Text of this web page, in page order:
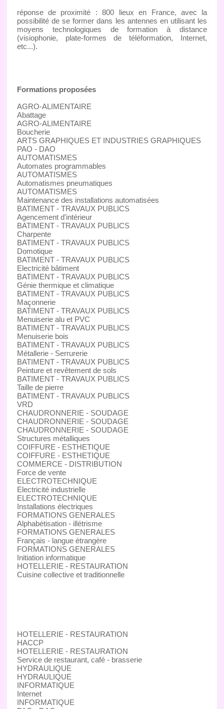
réponse de proximité : 800 lieux en France, avec la
possibilité de se former dans les antennes en utilisant les
moyens technologiques de formation à distance
(visiophonie, plate-formes de téléformation, Internet,
etc...).
Formations proposées
AGRO-ALIMENTAIRE
Abattage
AGRO-ALIMENTAIRE
Boucherie
ARTS GRAPHIQUES ET INDUSTRIES GRAPHIQUES
PAO - DAO
AUTOMATISMES
Automates programmables
AUTOMATISMES
Automatismes pneumatiques
AUTOMATISMES
Maintenance des installations automatisées
BATIMENT - TRAVAUX PUBLICS
Agencement d'intérieur
BATIMENT - TRAVAUX PUBLICS
Charpente
BATIMENT - TRAVAUX PUBLICS
Domotique
BATIMENT - TRAVAUX PUBLICS
Electricité bâtiment
BATIMENT - TRAVAUX PUBLICS
Génie thermique et climatique
BATIMENT - TRAVAUX PUBLICS
Maçonnerie
BATIMENT - TRAVAUX PUBLICS
Menuiserie alu et PVC
BATIMENT - TRAVAUX PUBLICS
Menuiserie bois
BATIMENT - TRAVAUX PUBLICS
Métallerie - Serrurerie
BATIMENT - TRAVAUX PUBLICS
Peinture et revêtement de sols
BATIMENT - TRAVAUX PUBLICS
Taille de pierre
BATIMENT - TRAVAUX PUBLICS
VRD
CHAUDRONNERIE - SOUDAGE
CHAUDRONNERIE - SOUDAGE
CHAUDRONNERIE - SOUDAGE
Structures métalliques
COIFFURE - ESTHETIQUE
COIFFURE - ESTHETIQUE
COMMERCE - DISTRIBUTION
Force de vente
ELECTROTECHNIQUE
Electricité industrielle
ELECTROTECHNIQUE
Installations électriques
FORMATIONS GENERALES
Alphabétisation - illétrisme
FORMATIONS GENERALES
Français - langue étrangère
FORMATIONS GENERALES
Initiation informatique
HOTELLERIE - RESTAURATION
Cuisine collective et traditionnelle
HOTELLERIE - RESTAURATION
HACCP
HOTELLERIE - RESTAURATION
Service de restaurant, café - brasserie
HYDRAULIQUE
HYDRAULIQUE
INFORMATIQUE
Internet
INFORMATIQUE